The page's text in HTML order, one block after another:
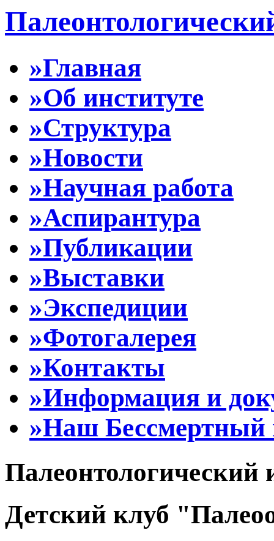
»Главная
»Об институте
»Структура
»Новости
»Научная работа
»Аспирантура
»Публикации
»Выставки
»Экспедиции
»Фотогалерея
»Контакты
»Информация и
»Наш Бессмертный
Палеонтологический
Детский клуб